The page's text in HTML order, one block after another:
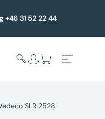
+46 31 52 22 44
SLR 2528